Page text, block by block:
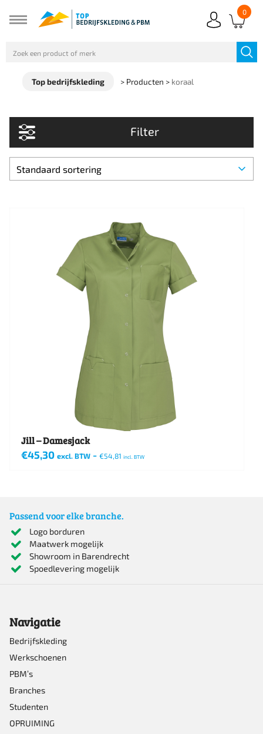
0
Top bedrijfskleding > Producten > koraal
Filter
Jill – Damesjack
€45,30 excl. BTW - €54,81 incl. BTW
meerdere
variaties.
Deze
gekozen
worden
op
de
productpagina
Passend voor elke branche.
Logo borduren
Maatwerk mogelijk
Showroom in Barendrecht
Spoedlevering mogelijk
Navigatie
Bedrijfskleding
Werkschoenen
PBM’s
Branches
Studenten
OPRUIMING